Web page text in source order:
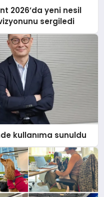
2026’da yeni nesil
sergiledi
kullanıma sunuldu